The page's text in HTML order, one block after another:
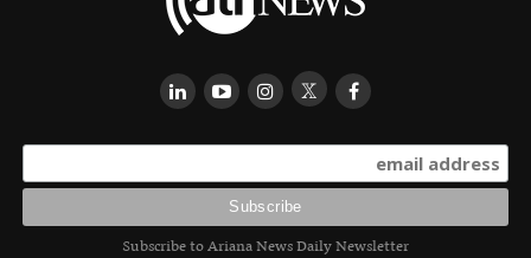
Subscribe to Ariana News Daily Newsletter